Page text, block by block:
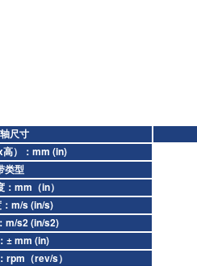
尺寸
高）：mm (in)
类型
mm（in）
m/s (in/s)
m/s2 (in/s2)
± mm (in)
rpm（rev/s）